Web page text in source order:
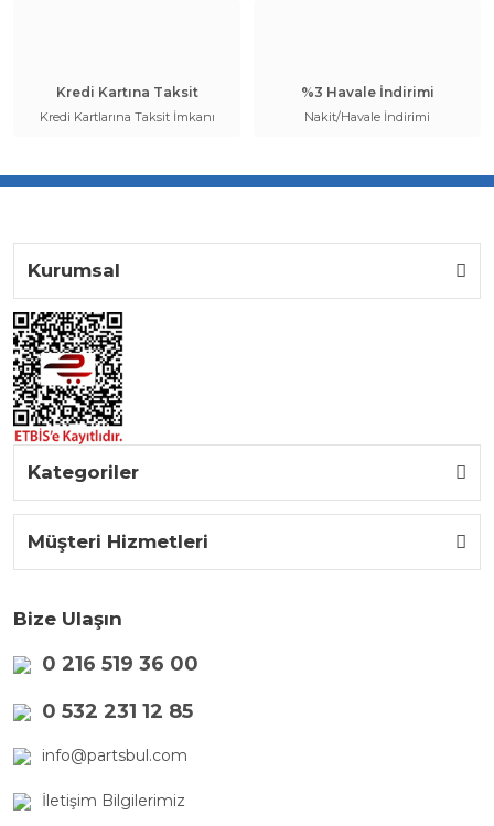
Kredi Kartına Taksit
Kredi Kartlarına Taksit İmkanı
%3 Havale İndirimi
Nakit/Havale İndirimi
Kurumsal
Kategoriler
Müşteri Hizmetleri
Bize Ulaşın
0 216 519 36 00
0 532 231 12 85
info@partsbul.com
İletişim Bilgilerimiz